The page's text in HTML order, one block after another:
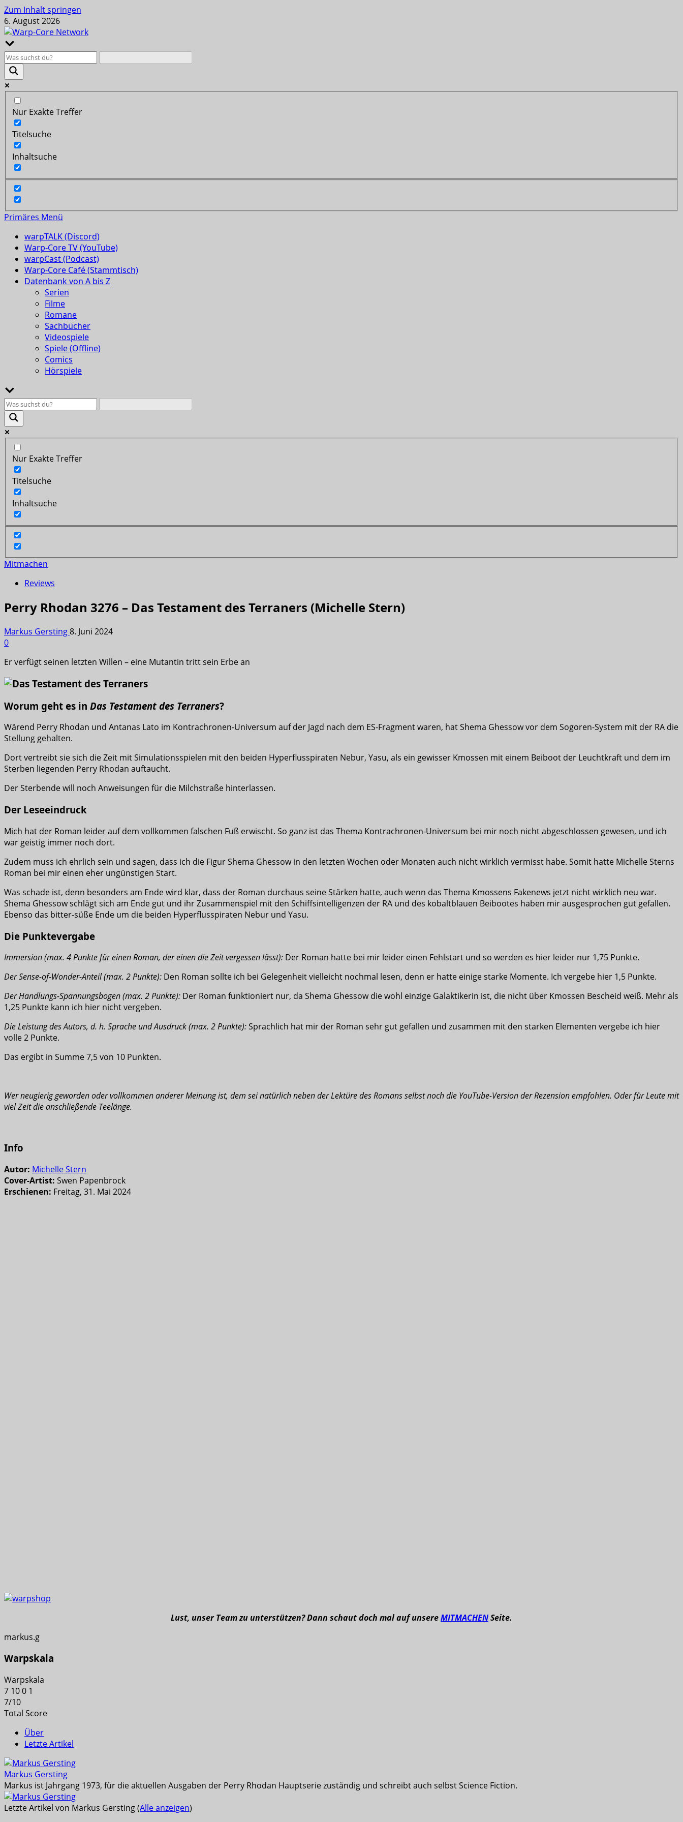
Zum Inhalt springen
6. August 2026
Nur Exakte Treffer
Titelsuche
Inhaltsuche
Primäres Menü
warpTALK (Discord)
Warp-Core TV (YouTube)
warpCast (Podcast)
Warp-Core Café (Stammtisch)
Datenbank von A bis Z
Serien
Filme
Romane
Sachbücher
Videospiele
Spiele (Offline)
Comics
Hörspiele
Nur Exakte Treffer
Titelsuche
Inhaltsuche
Mitmachen
Reviews
Perry Rhodan 3276 – Das Testament des Terraners (Michelle Stern)
Markus Gersting8. Juni 2024
0
Er verfügt seinen letzten Willen – eine Mutantin tritt sein Erbe an
Worum geht es in Das Testament des Terraners?
Wärend Perry Rhodan und Antanas Lato im Kontrachronen-Universum auf der Jagd nach dem ES-Fragment waren, hat Shema Ghessow vor dem Sogoren-System mit der RA die
Stellung gehalten.
Dort vertreibt sie sich die Zeit mit Simulationsspielen mit den beiden Hyperflusspiraten Nebur, Yasu, als ein gewisser Kmossen mit einem Beiboot der Leuchtkraft und dem im
Sterben liegenden Perry Rhodan auftaucht.
Der Sterbende will noch Anweisungen für die Milchstraße hinterlassen.
Der Leseeindruck
Mich hat der Roman leider auf dem vollkommen falschen Fuß erwischt. So ganz ist das Thema Kontrachronen-Universum bei mir noch nicht abgeschlossen gewesen, und ich
war geistig immer noch dort.
Zudem muss ich ehrlich sein und sagen, dass ich die Figur Shema Ghessow in den letzten Wochen oder Monaten auch nicht wirklich vermisst habe. Somit hatte Michelle Sterns
Roman bei mir einen eher ungünstigen Start.
Was schade ist, denn besonders am Ende wird klar, dass der Roman durchaus seine Stärken hatte, auch wenn das Thema Kmossens Fakenews jetzt nicht wirklich neu war.
Shema Ghessow schlägt sich am Ende gut und ihr Zusammenspiel mit den Schiffsintelligenzen der RA und des kobaltblauen Beibootes haben mir ausgesprochen gut gefallen.
Ebenso das bitter-süße Ende um die beiden Hyperflusspiraten Nebur und Yasu.
Die Punktevergabe
Immersion (max. 4 Punkte für einen Roman, der einen die Zeit vergessen lässt): Der Roman hatte bei mir leider einen Fehlstart und so werden es hier leider nur 1,75 Punkte.
Der Sense-of-Wonder-Anteil (max. 2 Punkte): Den Roman sollte ich bei Gelegenheit vielleicht nochmal lesen, denn er hatte einige starke Momente. Ich vergebe hier 1,5 Punkte.
Der Handlungs-Spannungsbogen (max. 2 Punkte): Der Roman funktioniert nur, da Shema Ghessow die wohl einzige Galaktikerin ist, die nicht über Kmossen Bescheid weiß. Mehr als
1,25 Punkte kann ich hier nicht vergeben.
Die Leistung des Autors, d. h. Sprache und Ausdruck (max. 2 Punkte):Sprachlich hat mir der Roman sehr gut gefallen und zusammen mit den starken Elementen vergebe ich hier
volle 2 Punkte.
Das ergibt in Summe 7,5 von 10 Punkten.
Wer neugierig geworden oder vollkommen anderer Meinung ist, dem sei natürlich neben der Lektüre des Romans selbst noch die YouTube-Version der Rezension empfohlen. Oder für Leute mit
viel Zeit die anschließende Teelänge.
Info
Autor: Michelle Stern
Cover-Artist: Swen Papenbrock
Erschienen: Freitag, 31. Mai 2024
Lust, unser Team zu unterstützen? Dann schaut doch mal auf unsereMITMACHENSeite.
markus.g
Warpskala
Warpskala
7 100 1
7/10
Total Score
Über
Letzte Artikel
Markus Gersting
Markus ist Jahrgang 1973, für die aktuellen Ausgaben der Perry Rhodan Hauptserie zuständig und schreibt auch selbst Science Fiction.
Letzte Artikel von Markus Gersting(Alle anzeigen)